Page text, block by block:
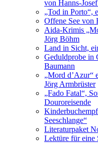
von Hanns-
„Tod in Porto“,
Offene See von
Aida-Krimis
Jörg Böhm
Land in Sicht,
Geduldprobe in
Baumann
„Mord d’Azur“
Jörg Armbrüster
„Fado Fatal“,
Douroreisende
Seeschlange“
Literaturpaket
Lektüre für eine